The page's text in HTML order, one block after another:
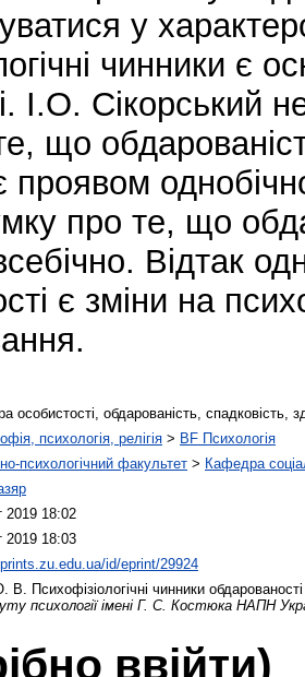
у
чинники є
І.О. Сікорський
що
проявом
про те, що
Відтак
є зміни на
особистості, обдарованість, спадковість,
психологія, релігія > BF Психологія
психологічний факультет > Кафедра
2019 18:02
2019 18:03
id/eprint/29924
В.
Психофізіологічні чинники
психології імені Г. С. Костюка НАПН
ввійти)